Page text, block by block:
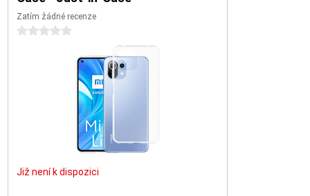
Zatím žádné recenze
0 hvězdičky
Již není k dispozici